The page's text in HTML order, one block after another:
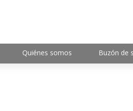
Quiénes somos Buzón de